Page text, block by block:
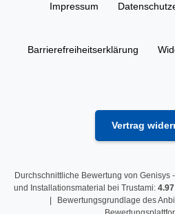
Impressum
Barrierefreiheitserklärung
Vertrag
Durchschnittliche Bewertung von Genisys
und Installationsmaterial bei Trustami: 4.97
Bewertungsgrundlage des